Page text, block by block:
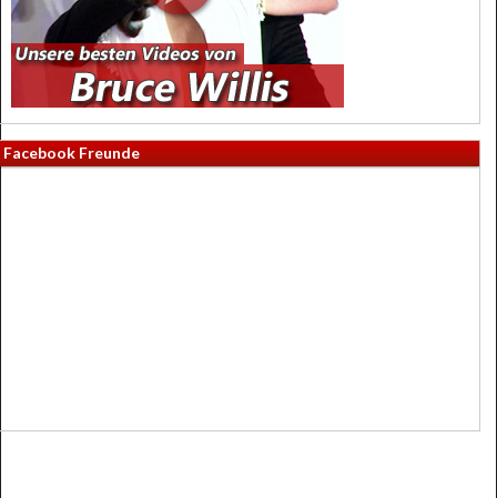
Facebook Freunde